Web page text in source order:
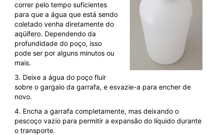
correr pelo tempo suficientes
para que a água que está sendo
coletado venha diretamente do
aqüífero. Dependendo da
profundidade do poço, isso
pode ser por alguns minutos ou
mais.
3. Deixe a água do poço fluir
sobre o gargalo da garrafa, e esvazie-a para encher de
novo.
4. Encha a garrafa completamente, mas deixando o
pescoço vazio para permitir a expansão do líquido durante
o transporte.